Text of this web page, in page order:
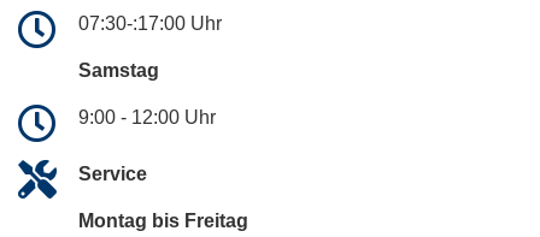
07:30-:17:00 Uhr
Samstag
9:00 - 12:00 Uhr
Service
Montag bis Freitag